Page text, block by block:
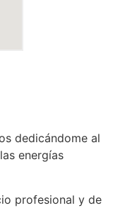
dedicándome al
energías
profesional y de